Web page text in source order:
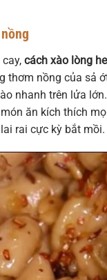
cách xào lòng
thơm nồng của sả
nhanh trên lửa
ăn kích thích
rai cực kỳ bắt mồi.